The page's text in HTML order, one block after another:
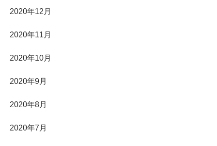
2020年12月
2020年11月
2020年10月
2020年9月
2020年8月
2020年7月